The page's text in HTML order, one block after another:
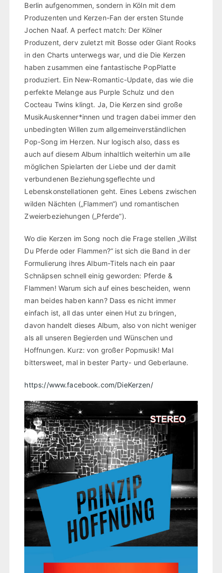
Berlin aufgenommen, sondern in Köln mit dem
Produzenten und Kerzen-Fan der ersten Stunde
Jochen Naaf. A perfect match: Der Kölner
Produzent, derv zuletzt mit Bosse oder Giant Rooks
in den Charts unterwegs war, und die Die Kerzen
haben zusammen eine fantastische PopPlatte
produziert. Ein New-Romantic-Update, das wie die
perfekte Melange aus Purple Schulz und den
Cocteau Twins klingt. Ja, Die Kerzen sind große
MusikAuskenner*innen und tragen dabei immer den
unbedingten Willen zum allgemeinverständlichen
Pop-Song im Herzen. Nur logisch also, dass es
auch auf diesem Album inhaltlich weiterhin um alle
möglichen Spielarten der Liebe und der damit
verbundenen Beziehungsgeflechte und
Lebenskonstellationen geht. Eines Lebens zwischen
wilden Nächten („Flammen“) und romantischen
Zweierbeziehungen („Pferde“).
Wo die Kerzen im Song noch die Frage stellen „Willst
Du Pferde oder Flammen?“ ist sich die Band in der
Formulierung ihres Album-Titels nach ein paar
Schnäpsen schnell einig geworden: Pferde &
Flammen! Warum sich auf eines bescheiden, wenn
man beides haben kann? Dass es nicht immer
einfach ist, all das unter einen Hut zu bringen,
davon handelt dieses Album, also von nicht weniger
als all unseren Begierden und Wünschen und
Hoffnungen. Kurz: von großer Popmusik! Mal
bittersweet, mal in bester Party- und Geberlaune.
https://www.facebook.com/DieKerzen/